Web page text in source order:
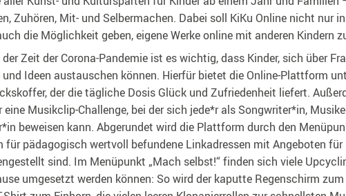
Zuhören, Mit- und Selbermachen. Dabei soll KiKu Online nicht nur
die Möglichkeit geben, eigene Werke online mit anderen Kindern
der Zeit der Corona-Pandemie ist es wichtig, dass Kinder, sich über
und Ideen austauschen können. Hierfür bietet die Online-Plattform
der die tägliche Dosis Glück und Zufriedenheit liefert.
eine Musikclip-Challenge, bei der sich jede*r als Songwriter*in,
beweisen kann. Abgerundet wird die Plattform durch den
für pädagogisch wertvoll befundene Linkadressen mit Angeboten für
sind. Im Menüpunkt „Mach selbst!“ finden sich viele
umgesetzt werden können: So wird der kaputte Regenschirm